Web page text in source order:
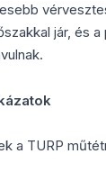
jár, és
a TURP